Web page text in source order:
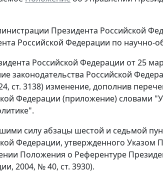
Президента Российской
Российской Федерации по научно-
Российской Федерации от 25
законодательства Российской
ст. 3138) изменение, дополнив
Федерации (приложение) словами
силу абзацы шестой и седьмой
Федерации, утвержденного Указом
Положения о Референтуре
2004, № 40, ст. 3930).